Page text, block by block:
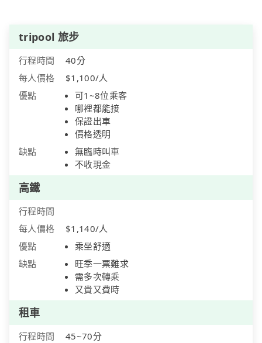
tripool 旅步
行程時間
40分
每人價格
$1,100/人
優點
可1~8位乘客
哪裡都能接
保證出車
價格透明
缺點
無臨時叫車
不收現金
高鐵
行程時間
每人價格
$1,140/人
優點
乘坐舒適
缺點
旺季一票難求
需多次轉乘
又貴又費時
租車
行程時間
45~70分